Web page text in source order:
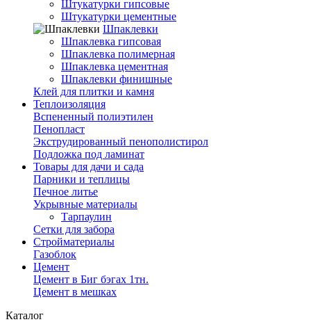
Штукатурки гипсовые
Штукатурки цементные
Шпаклевки
Шпаклевка гипсовая
Шпаклевка полимерная
Шпаклевка цементная
Шпаклевки финишные
Клей для плитки и камня
Теплоизоляция
Вспененный полиэтилен
Пенопласт
Экструдированный пенополистирол
Подложка под ламинат
Товары для дачи и сада
Парники и теплицы
Печное литье
Укрывные материалы
Тарпаулин
Сетки для забора
Стройматериалы
Газоблок
Цемент
Цемент в Биг бэгах 1тн.
Цемент в мешках
Каталог